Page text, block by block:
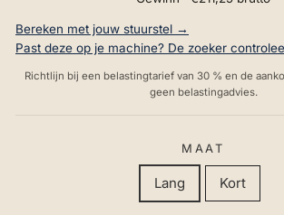
Bereken met jouw stuurstel →
Past deze op je machine? De zoeker
Richtlijn bij een belastingtarief van 30 % en de
geen belastingadvies.
MAAT
Lang Kort